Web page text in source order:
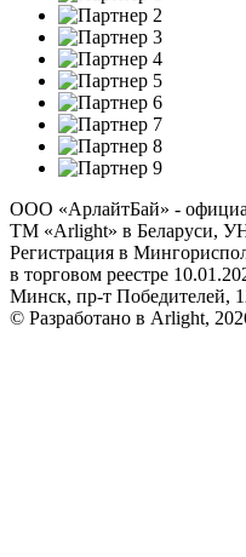
ООО «АрлайтБай» -
ТМ «Arlight» в Беларуси,
Регистрация в
в торговом реестре
Минск, пр-т Победителей,
© Разработано в Arlight,